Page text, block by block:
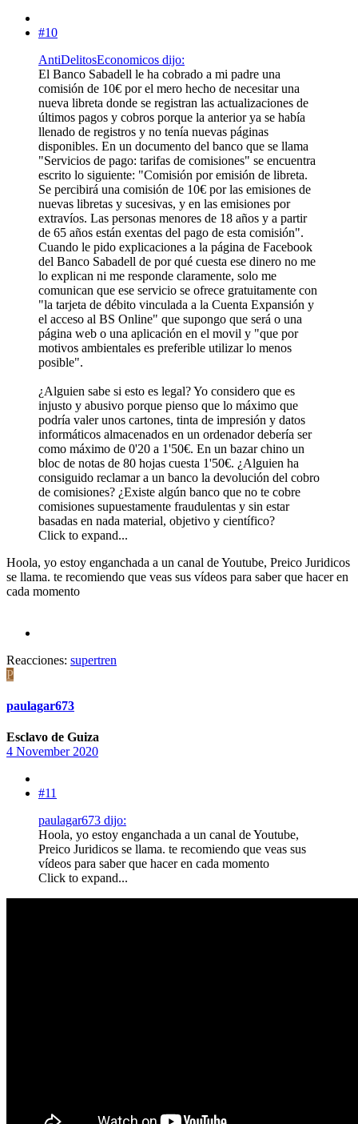
#10
AntiDelitosEconomicos dijo:
El Banco Sabadell le ha cobrado a mi padre una
comisión de 10€ por el mero hecho de necesitar una
nueva libreta donde se registran las actualizaciones de
últimos pagos y cobros porque la anterior ya se había
llenado de registros y no tenía nuevas páginas
disponibles. En un documento del banco que se llama
"Servicios de pago: tarifas de comisiones" se encuentra
escrito lo siguiente: "Comisión por emisión de libreta.
Se percibirá una comisión de 10€ por las emisiones de
nuevas libretas y sucesivas, y en las emisiones por
extravíos. Las personas menores de 18 años y a partir
de 65 años están exentas del pago de esta comisión".
Cuando le pido explicaciones a la página de Facebook
del Banco Sabadell de por qué cuesta ese dinero no me
lo explican ni me responde claramente, solo me
comunican que ese servicio se ofrece gratuitamente con
"la tarjeta de débito vinculada a la Cuenta Expansión y
el acceso al BS Online" que supongo que será o una
página web o una aplicación en el movil y "que por
motivos ambientales es preferible utilizar lo menos
posible".
¿Alguien sabe si esto es legal? Yo considero que es
injusto y abusivo porque pienso que lo máximo que
podría valer unos cartones, tinta de impresión y datos
informáticos almacenados en un ordenador debería ser
como máximo de 0'20 a 1'50€. En un bazar chino un
bloc de notas de 80 hojas cuesta 1'50€. ¿Alguien ha
consiguido reclamar a un banco la devolución del cobro
de comisiones? ¿Existe algún banco que no te cobre
comisiones supuestamente fraudulentas y sin estar
basadas en nada material, objetivo y científico?
Click to expand...
Hoola, yo estoy enganchada a un canal de Youtube, Preico Juridicos
se llama. te recomiendo que veas sus vídeos para saber que hacer en
cada momento
Reacciones: supertren
P
paulagar673
Esclavo de Guiza
4 November 2020
#11
paulagar673 dijo:
Hoola, yo estoy enganchada a un canal de Youtube,
Preico Juridicos se llama. te recomiendo que veas sus
vídeos para saber que hacer en cada momento
Click to expand...